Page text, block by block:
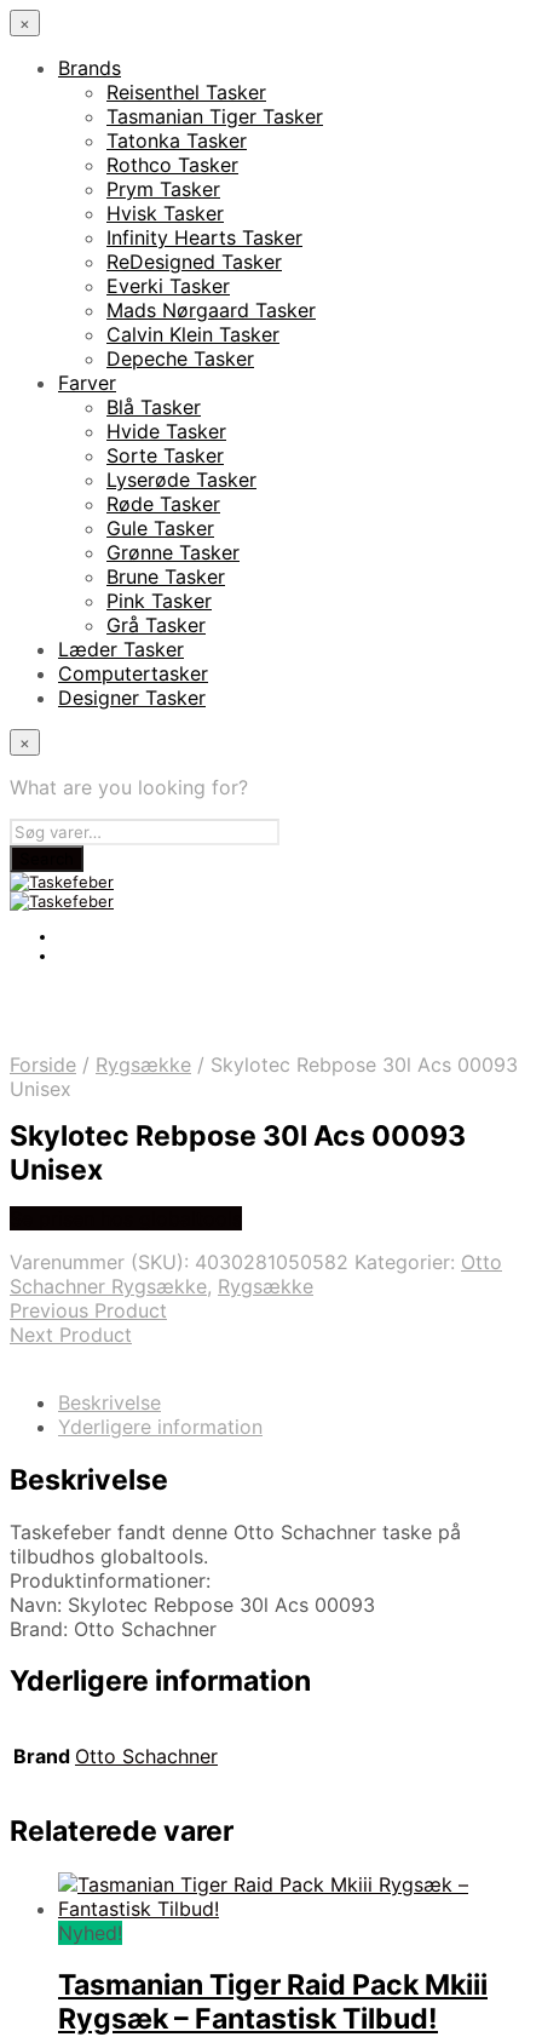
×
Brands
Reisenthel Tasker
Tasmanian Tiger Tasker
Tatonka Tasker
Rothco Tasker
Prym Tasker
Hvisk Tasker
Infinity Hearts Tasker
ReDesigned Tasker
Everki Tasker
Mads Nørgaard Tasker
Calvin Klein Tasker
Depeche Tasker
Farver
Blå Tasker
Hvide Tasker
Sorte Tasker
Lyserøde Tasker
Røde Tasker
Gule Tasker
Grønne Tasker
Brune Tasker
Pink Tasker
Grå Tasker
Læder Tasker
Computertasker
Designer Tasker
×
What are you looking for?
Forside / Rygsække / Skylotec Rebpose 30l Acs 00093
Unisex
Skylotec Rebpose 30l Acs 00093
Unisex
Varenummer (SKU): 4030281050582 Kategorier: Otto
Schachner Rygsække, Rygsække
Previous Product
Next Product
Beskrivelse
Yderligere information
Beskrivelse
Taskefeber fandt denne Otto Schachner taske på
tilbudhos globaltools.
Produktinformationer:
Navn: Skylotec Rebpose 30l Acs 00093
Brand: Otto Schachner
Yderligere information
Brand Otto Schachner
Relaterede varer
Nyhed!
Tasmanian Tiger Raid Pack Mkiii
Rygsæk – Fantastisk Tilbud!